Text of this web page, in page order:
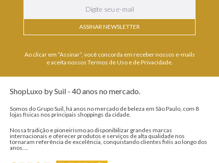
ASSINAR NEWSLETTER
Ao clicar em “Assinar”, você concorda em receber nossos e-mails
e aceita nossos Termos de Uso e de Privacidade.
ShopLuxo by Suil - 40 anos no mercado.
Somos do Grupo Suil, há anos no mercado de beleza em São Paulo, com 8
lojas físicas nos principais shoppings da cidade.
Nossa tradição e pioneirismo ao disponibilizar grandes marcas
internacionais e oferecer produtos e serviços de alta qualidade nos
tornaram referência de excelência, conquistando clientes fiéis ao longo dos
anos....